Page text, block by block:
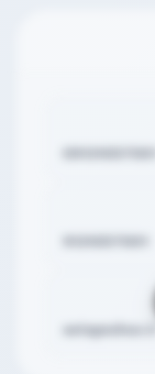
setayeshco.ir